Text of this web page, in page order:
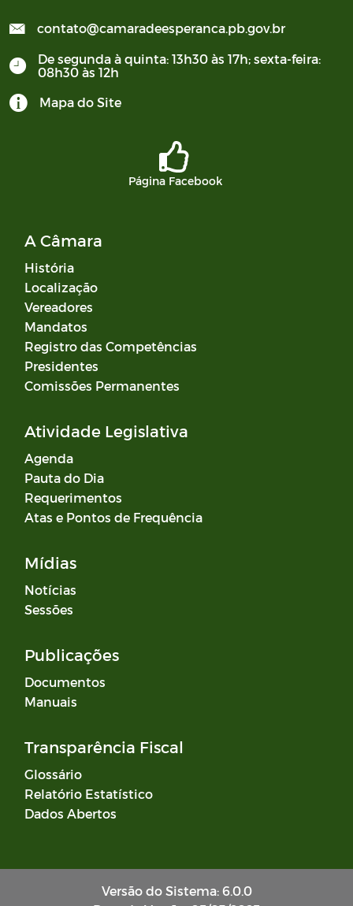
contato@camaradeesperanca.pb.gov.br
De segunda à quinta: 13h30 às 17h; sexta-feira:
08h30 às 12h
Mapa do Site
Página Facebook
A Câmara
História
Localização
Vereadores
Mandatos
Registro das Competências
Presidentes
Comissões Permanentes
Atividade Legislativa
Agenda
Pauta do Dia
Requerimentos
Atas e Pontos de Frequência
Mídias
Notícias
Sessões
Publicações
Documentos
Manuais
Transparência Fiscal
Glossário
Relatório Estatístico
Dados Abertos
Versão do Sistema: 6.0.0